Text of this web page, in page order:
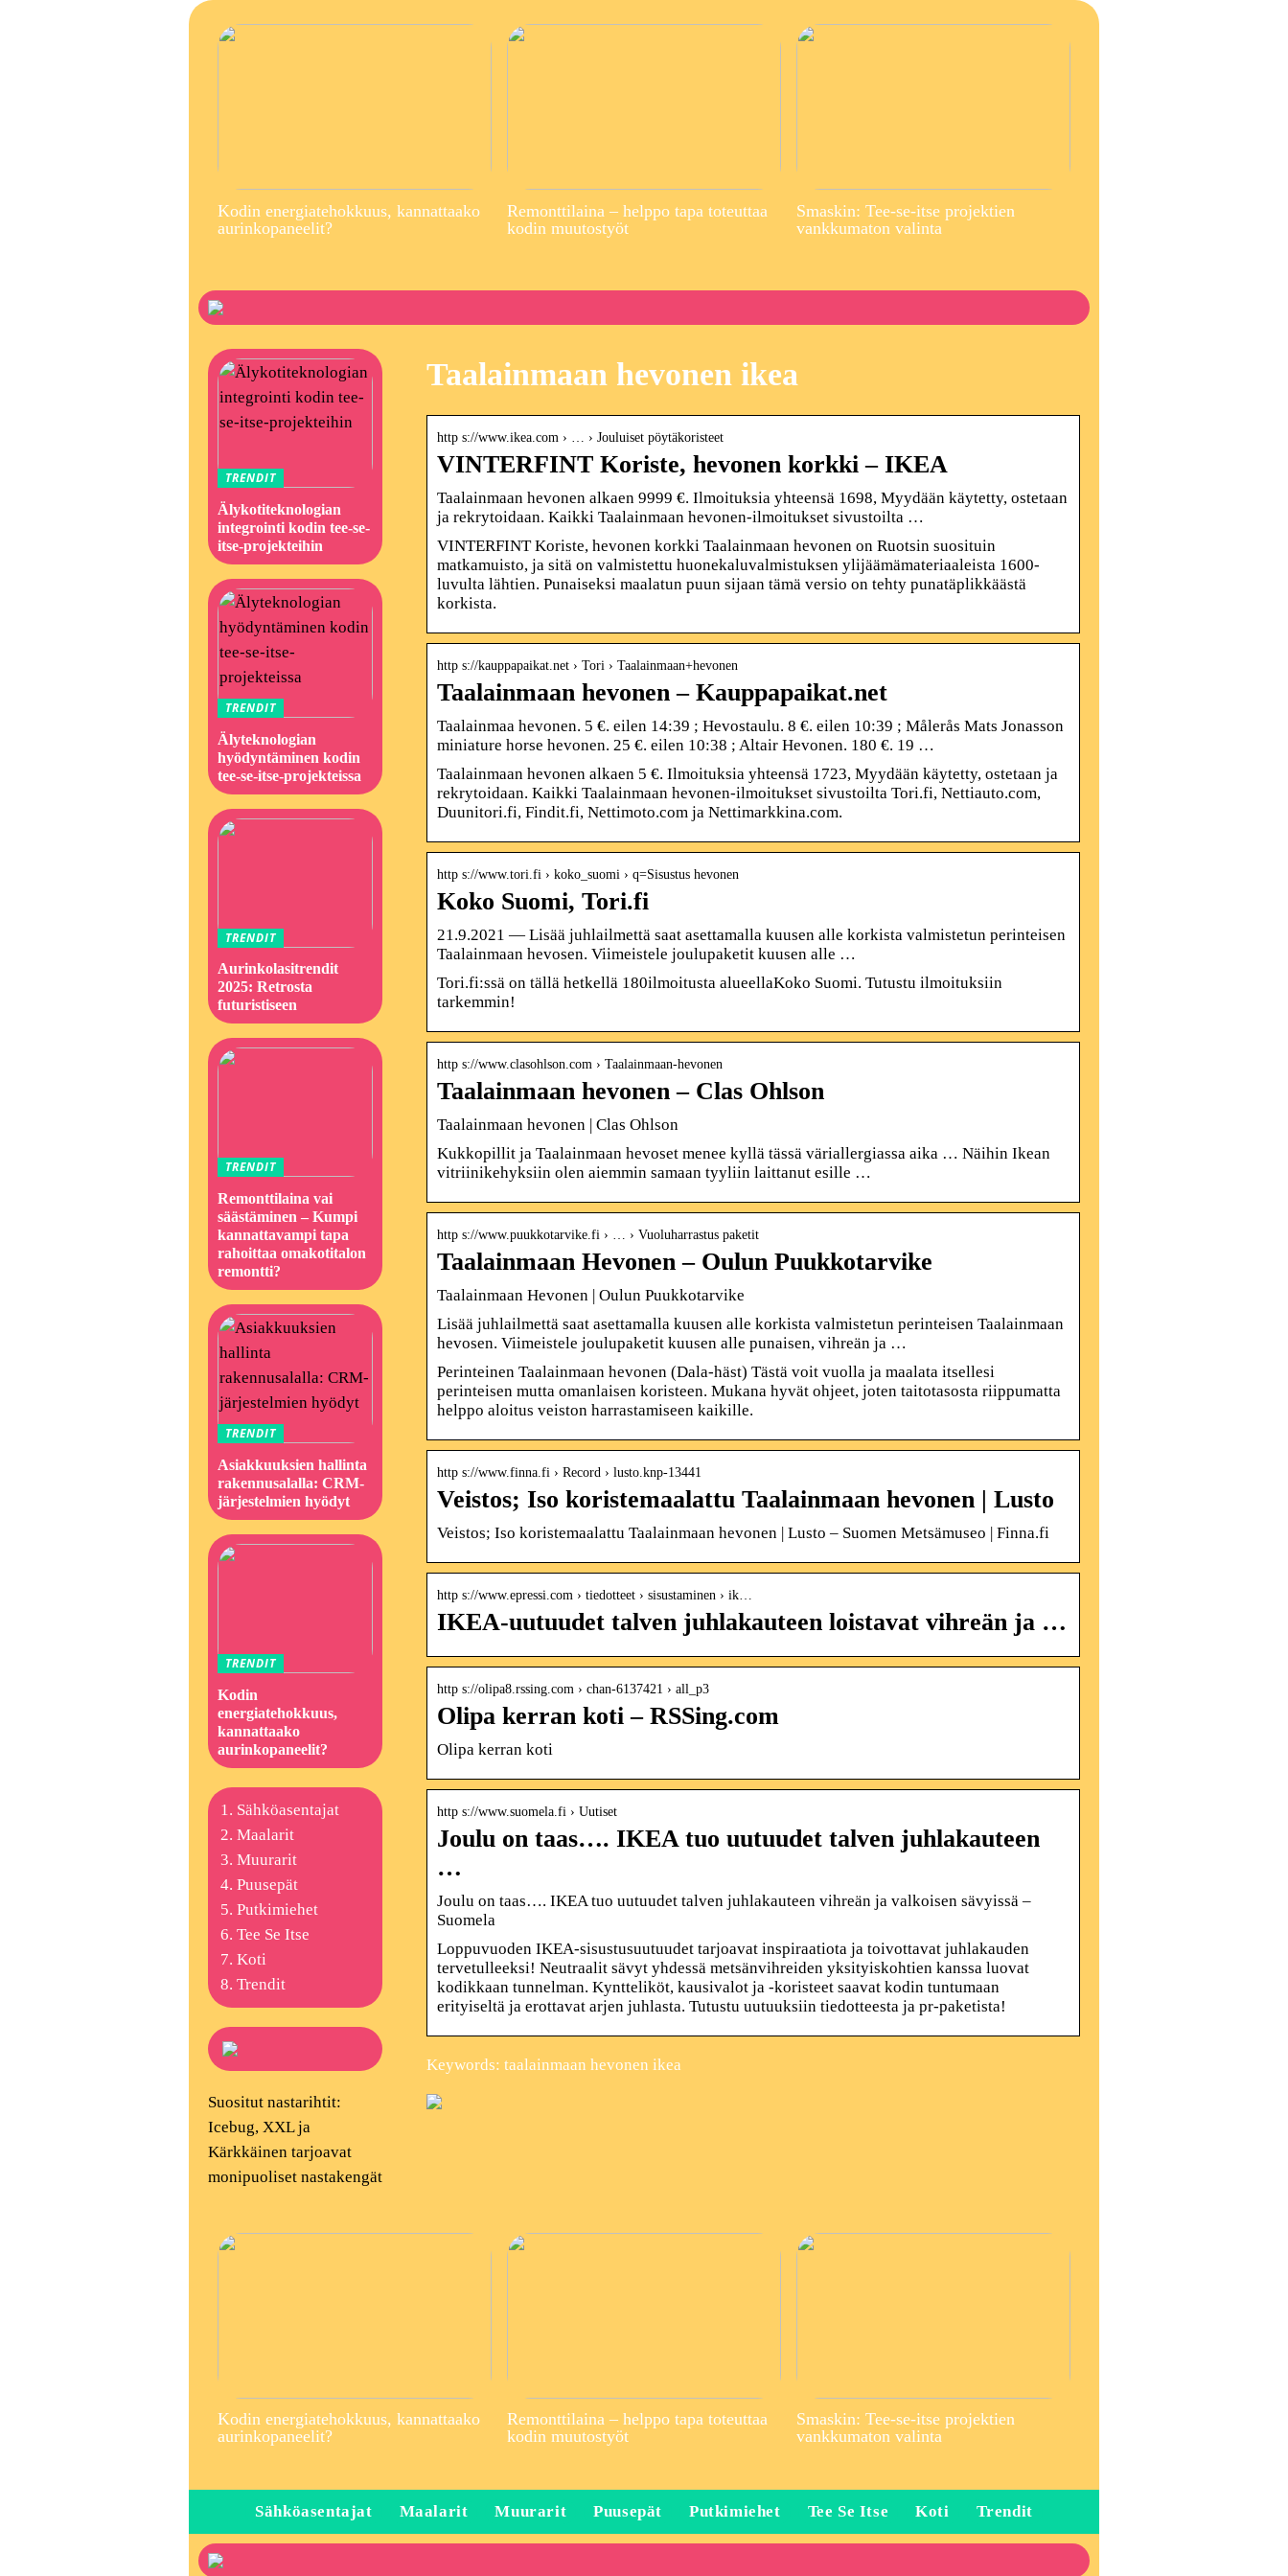
Kodin energiatehokkuus, kannattaako
aurinkopaneelit?
Remonttilaina – helppo tapa toteuttaa
kodin muutostyöt
Smaskin: Tee-se-itse projektien
vankkumaton valinta
Taalainmaan hevonen ikea
http s://www.ikea.com › … › Jouluiset pöytäkoristeet
VINTERFINT Koriste, hevonen korkki – IKEA
Taalainmaan hevonen alkaen 9999 €. Ilmoituksia yhteensä 1698, Myydään käytetty, ostetaan
ja rekrytoidaan. Kaikki Taalainmaan hevonen-ilmoitukset sivustoilta …
VINTERFINT Koriste, hevonen korkki Taalainmaan hevonen on Ruotsin suosituin
matkamuisto, ja sitä on valmistettu huonekaluvalmistuksen ylijäämämateriaaleista 1600-
luvulta lähtien. Punaiseksi maalatun puun sijaan tämä versio on tehty punatäplikkäästä
korkista.
http s://kauppapaikat.net › Tori › Taalainmaan+hevonen
Taalainmaan hevonen – Kauppapaikat.net
Taalainmaa hevonen. 5 €. eilen 14:39 ; Hevostaulu. 8 €. eilen 10:39 ; Målerås Mats Jonasson
miniature horse hevonen. 25 €. eilen 10:38 ; Altair Hevonen. 180 €. 19 …
Taalainmaan hevonen alkaen 5 €. Ilmoituksia yhteensä 1723, Myydään käytetty, ostetaan ja
rekrytoidaan. Kaikki Taalainmaan hevonen-ilmoitukset sivustoilta Tori.fi, Nettiauto.com,
Duunitori.fi, Findit.fi, Nettimoto.com ja Nettimarkkina.com.
http s://www.tori.fi › koko_suomi › q=Sisustus hevonen
Koko Suomi, Tori.fi
21.9.2021 — Lisää juhlailmettä saat asettamalla kuusen alle korkista valmistetun perinteisen
Taalainmaan hevosen. Viimeistele joulupaketit kuusen alle …
Tori.fi:ssä on tällä hetkellä 180ilmoitusta alueellaKoko Suomi. Tutustu ilmoituksiin
tarkemmin!
http s://www.clasohlson.com › Taalainmaan-hevonen
Taalainmaan hevonen – Clas Ohlson
Taalainmaan hevonen | Clas Ohlson
Kukkopillit ja Taalainmaan hevoset menee kyllä tässä väriallergiassa aika … Näihin Ikean
vitriinikehyksiin olen aiemmin samaan tyyliin laittanut esille …
http s://www.puukkotarvike.fi › … › Vuoluharrastus paketit
Taalainmaan Hevonen – Oulun Puukkotarvike
Taalainmaan Hevonen | Oulun Puukkotarvike
Lisää juhlailmettä saat asettamalla kuusen alle korkista valmistetun perinteisen Taalainmaan
hevosen. Viimeistele joulupaketit kuusen alle punaisen, vihreän ja …
Perinteinen Taalainmaan hevonen (Dala-häst) Tästä voit vuolla ja maalata itsellesi
perinteisen mutta omanlaisen koristeen. Mukana hyvät ohjeet, joten taitotasosta riippumatta
helppo aloitus veiston harrastamiseen kaikille.
http s://www.finna.fi › Record › lusto.knp-13441
Veistos; Iso koristemaalattu Taalainmaan hevonen | Lusto
Veistos; Iso koristemaalattu Taalainmaan hevonen | Lusto – Suomen Metsämuseo | Finna.fi
http s://www.epressi.com › tiedotteet › sisustaminen › ik…
IKEA-uutuudet talven juhlakauteen loistavat vihreän ja …
http s://olipa8.rssing.com › chan-6137421 › all_p3
Olipa kerran koti – RSSing.com
Olipa kerran koti
http s://www.suomela.fi › Uutiset
Joulu on taas…. IKEA tuo uutuudet talven juhlakauteen
…
Joulu on taas…. IKEA tuo uutuudet talven juhlakauteen vihreän ja valkoisen sävyissä –
Suomela
Loppuvuoden IKEA-sisustusuutuudet tarjoavat inspiraatiota ja toivottavat juhlakauden
tervetulleeksi! Neutraalit sävyt yhdessä metsänvihreiden yksityiskohtien kanssa luovat
kodikkaan tunnelman. Kyntteliköt, kausivalot ja -koristeet saavat kodin tuntumaan
erityiseltä ja erottavat arjen juhlasta. Tutustu uutuuksiin tiedotteesta ja pr-paketista!
Keywords: taalainmaan hevonen ikea
TRENDIT
Älykotiteknologian
integrointi kodin tee-se-
itse-projekteihin
TRENDIT
Älyteknologian
hyödyntäminen kodin
tee-se-itse-projekteissa
TRENDIT
Aurinkolasitrendit
2025: Retrosta
futuristiseen
TRENDIT
Remonttilaina vai
säästäminen – Kumpi
kannattavampi tapa
rahoittaa omakotitalon
remontti?
TRENDIT
Asiakkuuksien hallinta
rakennusalalla: CRM-
järjestelmien hyödyt
TRENDIT
Kodin
energiatehokkuus,
kannattaako
aurinkopaneelit?
Sähköasentajat
Maalarit
Muurarit
Puusepät
Putkimiehet
Tee Se Itse
Koti
Trendit
Suositut nastarihtit:
Icebug, XXL ja
Kärkkäinen tarjoavat
monipuoliset nastakengät
Kodin energiatehokkuus, kannattaako
aurinkopaneelit?
Remonttilaina – helppo tapa toteuttaa
kodin muutostyöt
Smaskin: Tee-se-itse projektien
vankkumaton valinta
Sähköasentajat Maalarit Muurarit Puusepät Putkimiehet Tee Se Itse Koti Trendit